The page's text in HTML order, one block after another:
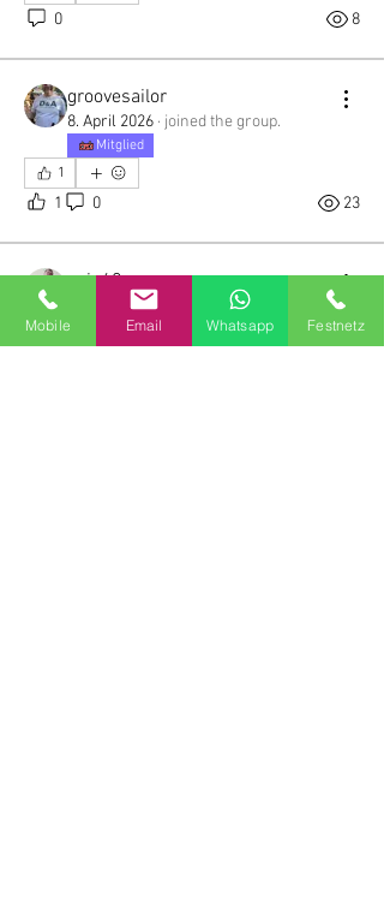
0 8
groovesailor
8. April 2026 · joined the group.
Mitglied
1
1 0 23
gejo60
1. Dezember 2025 joined the group.
Mitglied
Mobile Email Whatsapp Festnetz